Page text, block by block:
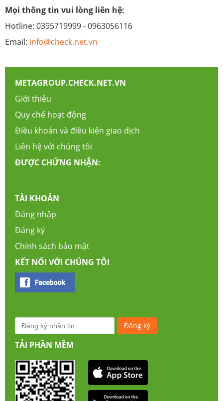
Mọi thông tin vui lòng liên hệ:
Hotline: 0395719999 - 0963056116
Email: info@check.net.vn
METAGROUP.CHECK.NET.VN
Giới thiệu
Quy chế hoạt động
Điều khoản và điều kiện giao dịch
Liên hệ với chúng tôi
ĐƯỢC CHỨNG NHẬN:
TÀI KHOẢN
Đăng nhập
Đăng ký
Chính sách bảo mật
KẾT NỐI VỚI CHÚNG TÔI
TẢI PHẦN MỀM